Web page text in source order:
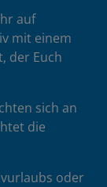
auf
mit einem
der Euch
sich an
die
oder